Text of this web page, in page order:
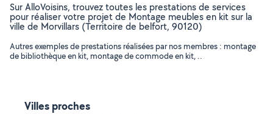
Sur AlloVoisins, trouvez toutes les prestations de services
pour réaliser votre projet de Montage meubles en kit sur la
ville de Morvillars (Territoire de belfort, 90120)
Autres exemples de prestations réalisées par nos membres : montage
de bibliothèque en kit, montage de commode en kit, ..
Villes proches